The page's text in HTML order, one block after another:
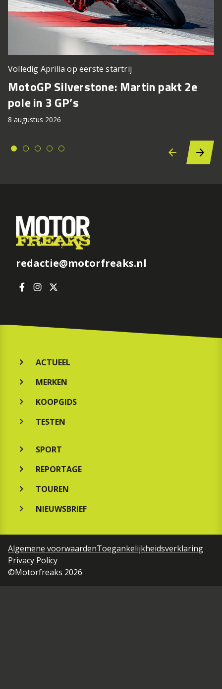
Volledig Aprilia op eerste startrij
MotoGP Silverstone: Martin pakt 2e
pole in 3 GP’s
8 augustus 2026
redactie@motorfreaks.nl
ACTUEEL
MERKEN
KOOPGIDS
TESTEN
SPORT
REPORTAGE
TOUREN
NIEUWSBRIEF
Algemene voorwaardenToegankelijkheidsverklaring
Privacy Policy
©Motorfreaks 2026